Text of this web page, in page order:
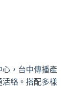
，台中傳播產
絡。搭配多樣